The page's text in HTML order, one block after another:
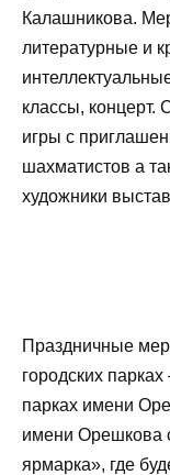
Калашникова.
литературные и
классы, концерт.
игры с
шахматистов а
художники
Праздничные
городских
парках имени
имени Орешкова
ярмарка», где